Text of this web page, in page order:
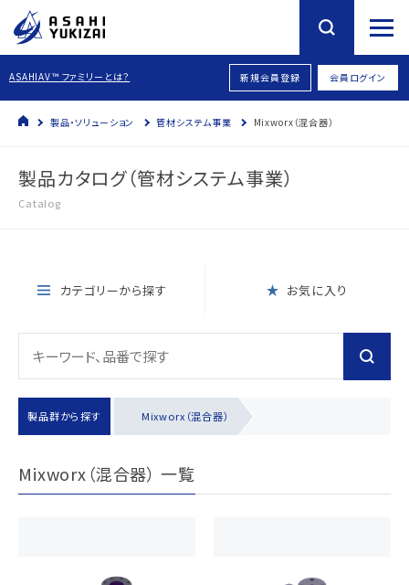
ASAHIAV™ ファミリーとは？ 新規会員登録 会員ログイン
製品・ソリューション 管材システム事業 Mixworx（混合器）
製品カタログ（管材システム事業）
Catalog
カテゴリーから探す お気に入り
製品群から探す Mixworx（混合器）
Mixworx（混合器） 一覧